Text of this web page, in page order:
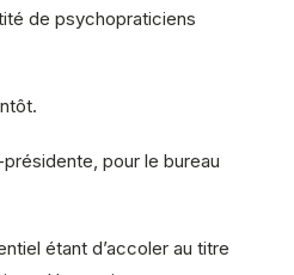
de psychopraticiens
pour le bureau
étant d’accoler au titre